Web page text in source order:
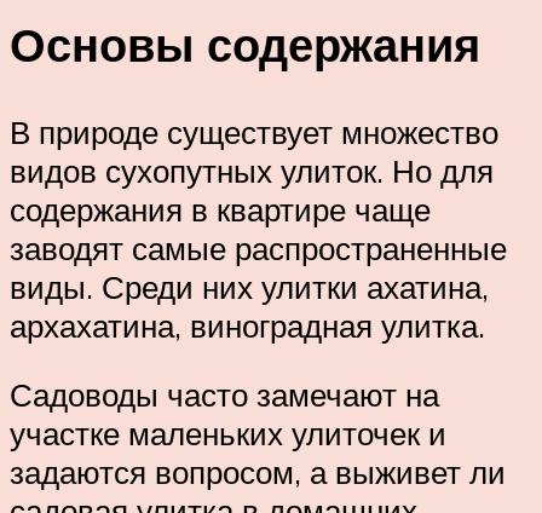
Основы содержания
В природе существует множество
видов сухопутных улиток. Но для
содержания в квартире чаще
заводят самые распространенные
виды. Среди них улитки ахатина,
архахатина, виноградная улитка.
Садоводы часто замечают на
участке маленьких улиточек и
задаются вопросом, а выживет ли